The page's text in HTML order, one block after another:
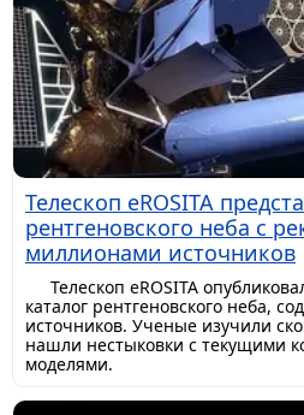
Телескоп eROSITA
рентгеновского неба с
миллионами источников
Телескоп eROSITA
каталог рентгеновского неба,
источников. Ученые изучили
нашли нестыковки с текущими
моделями.